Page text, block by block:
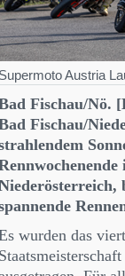
Supermoto Austria
Fischau/Nö.
Fischau/
wurden das